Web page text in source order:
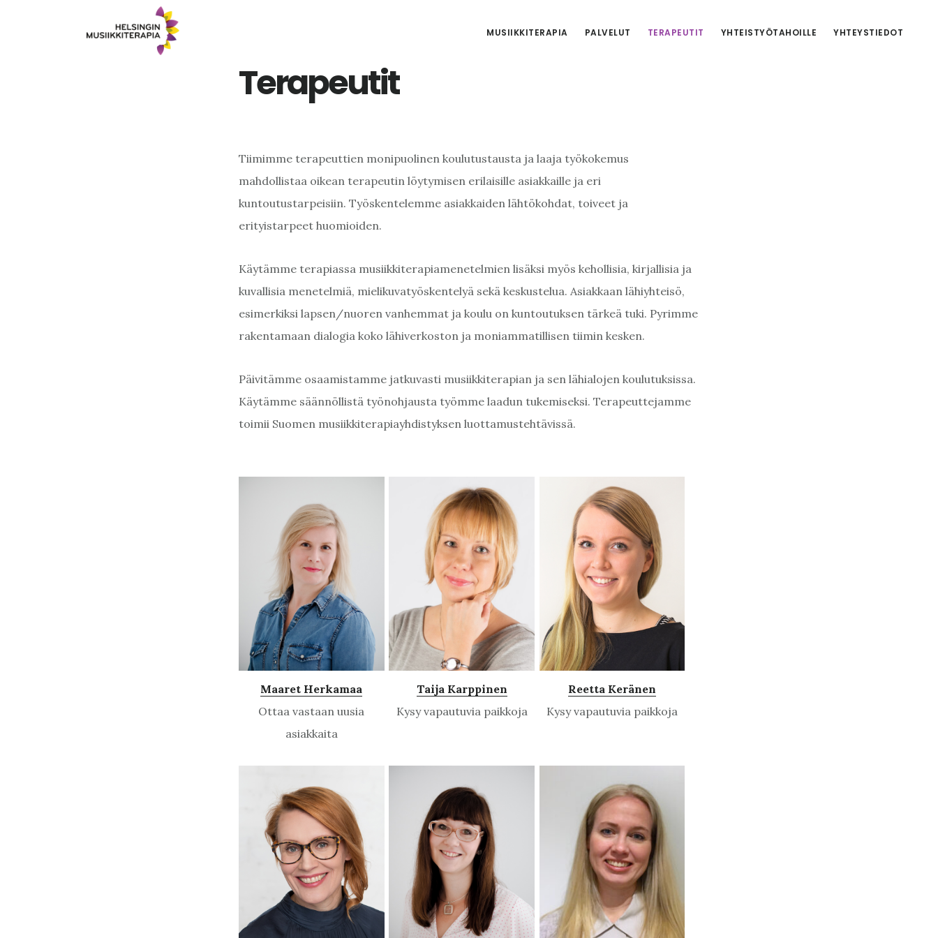
MUSIIKKITERAPIA PALVELUT TERAPEUTIT YHTEISTYÖTAHOILLE YHTEYSTIEDOT
Terapeutit
Tiimimme terapeuttien monipuolinen koulutustausta ja laaja työkokemus
mahdollistaa oikean terapeutin löytymisen erilaisille asiakkaille ja eri
kuntoutustarpeisiin. Työskentelemme asiakkaiden lähtökohdat, toiveet ja
erityistarpeet huomioiden.
Käytämme terapiassa musiikkiterapiamenetelmien lisäksi myös kehollisia, kirjallisia ja
kuvallisia menetelmiä, mielikuvatyöskentelyä sekä keskustelua. Asiakkaan lähiyhteisö,
esimerkiksi lapsen/nuoren vanhemmat ja koulu on kuntoutuksen tärkeä tuki. Pyrimme
rakentamaan dialogia koko lähiverkoston ja moniammatillisen tiimin kesken.
Päivitämme osaamistamme jatkuvasti musiikkiterapian ja sen lähialojen koulutuksissa.
Käytämme säännöllistä työnohjausta työmme laadun tukemiseksi. Terapeuttejamme
toimii Suomen musiikkiterapiayhdistyksen luottamustehtävissä.
Maaret Herkamaa
Ottaa vastaan uusia
asiakkaita
Taija Karppinen
Kysy vapautuvia paikkoja
Reetta Keränen
Kysy vapautuvia paikkoja